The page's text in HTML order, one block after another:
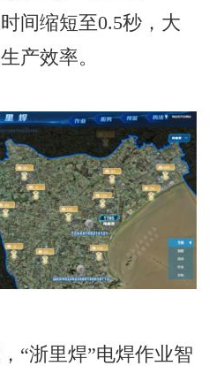
间缩短至0.5秒，大
产效率。
浙里焊”电焊作业智